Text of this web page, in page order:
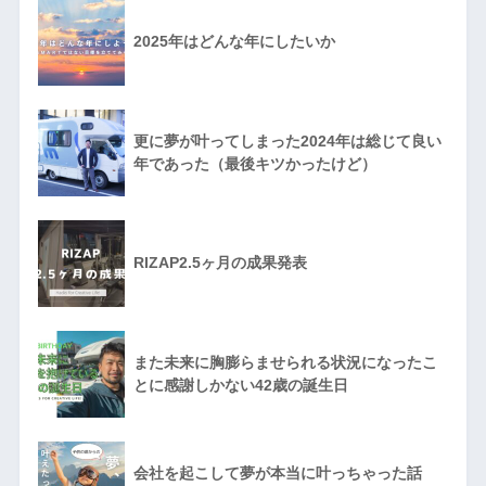
2025年はどんな年にしたいか
更に夢が叶ってしまった2024年は総じて良い
年であった（最後キツかったけど）
RIZAP2.5ヶ月の成果発表
また未来に胸膨らませられる状況になったこ
とに感謝しかない42歳の誕生日
会社を起こして夢が本当に叶っちゃった話